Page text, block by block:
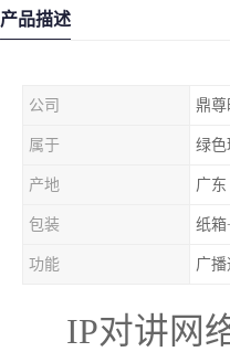
产品描述
公司 鼎尊
属于 绿色
产地 广东
包装 纸箱
功能 广
IP对讲网